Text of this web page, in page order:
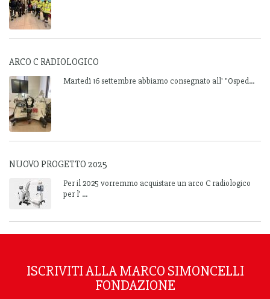
ARCO C RADIOLOGICO
Martedì 16 settembre abbiamo consegnato all' "Osped...
NUOVO PROGETTO 2025
Per il 2025 vorremmo acquistare un arco C radiologico
per l’ ...
ISCRIVITI ALLA MARCO SIMONCELLI
FONDAZIONE